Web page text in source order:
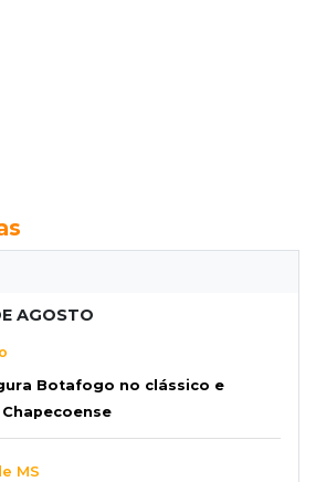
AGOSTO
Botafogo no clássico e
MS